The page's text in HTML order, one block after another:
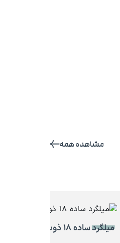
مشاهده همه
میلگرد ساده ۱۸ ذوب آهن اصفهان